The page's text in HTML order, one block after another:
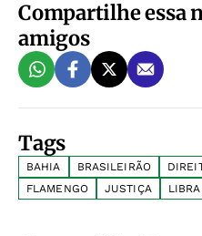
Compartilhe essa
amigos
Tags
BAHIA BRASILEIRÃO
FLAMENGO
JUSTIÇA LIBRA